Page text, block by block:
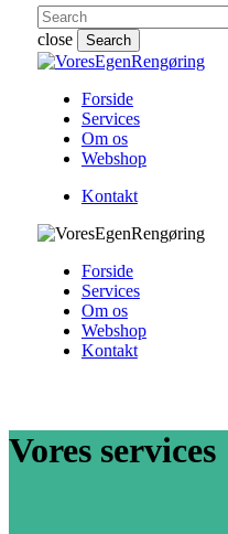
close
Search
Close
Menu
Forside
Services
Om os
Webshop
Kontakt
Forside
Services
Om os
Webshop
Kontakt
Vores services